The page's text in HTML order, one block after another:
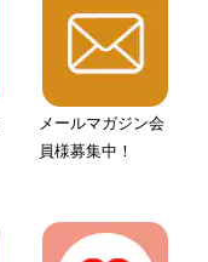
メールマガジン会
員様募集中！